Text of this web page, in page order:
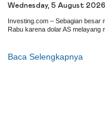
Wednesday, 5 August 2026
Investing.com – Sebagian besar
Rabu karena dolar AS melayang
Baca Selengkapnya